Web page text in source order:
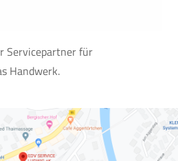
Servicepartner für
Handwerk.